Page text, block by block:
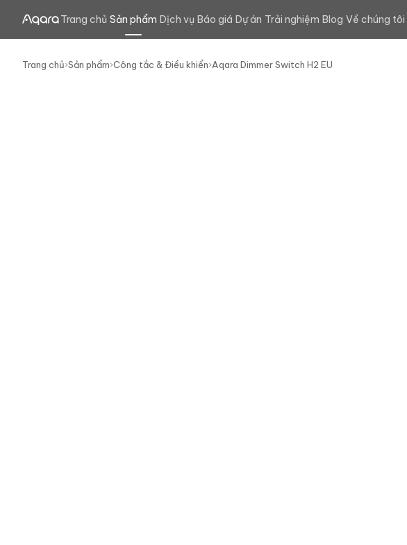
Trang chủ Sản phẩm Dịch vụ Báo giá Dự án Trải nghiệm Blog Về chúng tôi
Trang chủ›Sản phẩm›Công tắc & Điều khiển›Aqara Dimmer Switch H2 EU